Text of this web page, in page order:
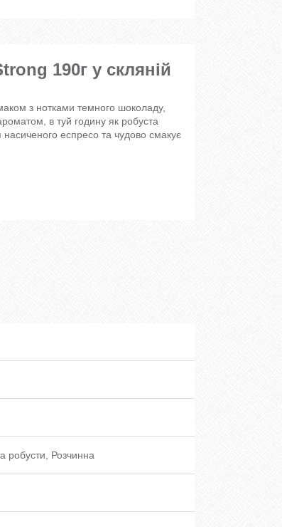
190г у скляній
з нотками темного шоколаду,
в туй годину як робуста
насиченого еспресо та чудово смакує
робусти, Розчинна